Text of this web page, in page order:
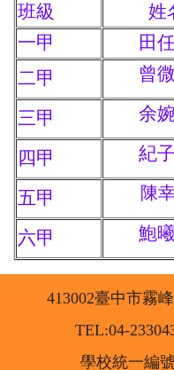
班級 姓
一甲
田
二甲
曾
三甲
余
四甲
紀
五甲
陳
六甲
鮑
413002臺中市霧
TEL:04-
學校統一編號